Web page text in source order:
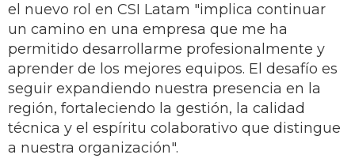
el nuevo rol en CSI Latam "implica continuar
un camino en una empresa que me ha
permitido desarrollarme profesionalmente y
aprender de los mejores equipos. El desafío es
seguir expandiendo nuestra presencia en la
región, fortaleciendo la gestión, la calidad
técnica y el espíritu colaborativo que distingue
a nuestra organización".